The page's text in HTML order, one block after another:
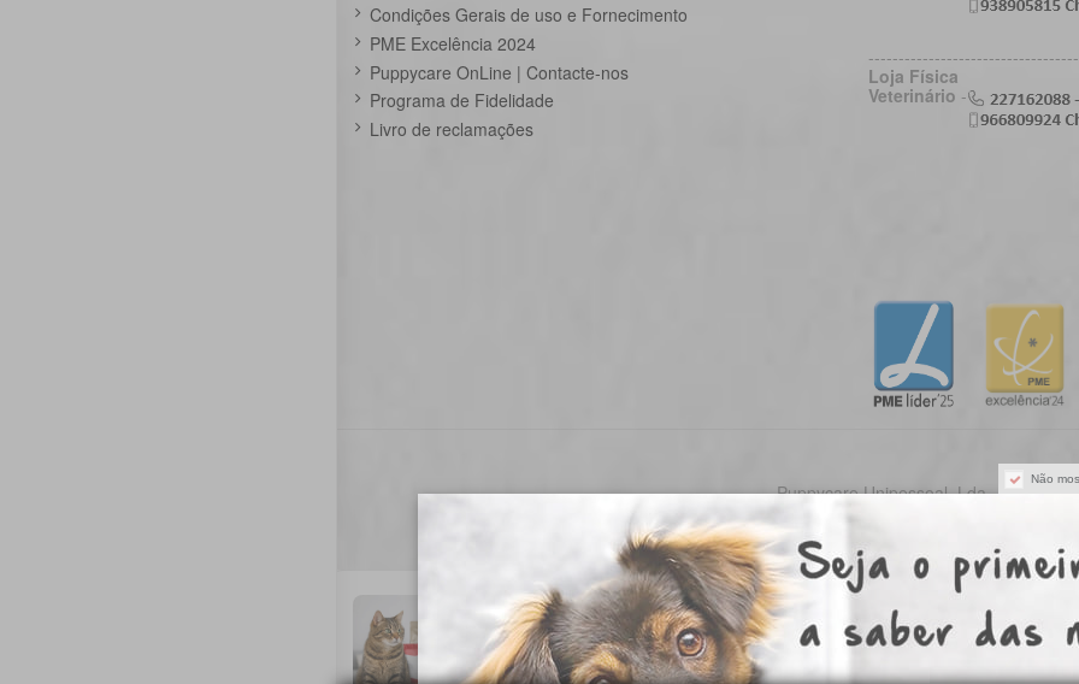
Condições Gerais de uso e Fornecimento
PME Excelência 2024
Puppycare OnLine | Contacte-nos
Programa de Fidelidade
Livro de reclamações
Loja Física
Veterinário -
Puppycare Unipessoal, Lda
Não
Como escolher a fórmula Royal Canin certa
Saiba escolher Royal Canin para cão ou gato por idade, porte e
critérios práticos para uma alimentação diária adequada e segura.